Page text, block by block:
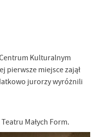
Kulturalnym
pierwsze miejsce zajął
jurorzy wyróżnili
Małych Form.